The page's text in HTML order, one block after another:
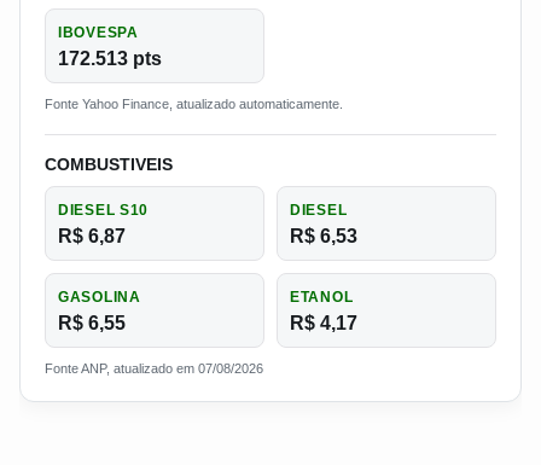
IBOVESPA
172.513 pts
Fonte Yahoo Finance, atualizado automaticamente.
COMBUSTIVEIS
DIESEL S10
R$ 6,87
DIESEL
R$ 6,53
GASOLINA
R$ 6,55
ETANOL
R$ 4,17
Fonte ANP, atualizado em 07/08/2026